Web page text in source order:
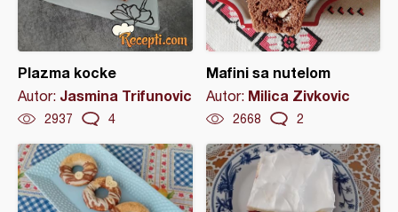
Plazma kocke
Autor: Jasmina Trifunovic
2937 4
Mafini sa nutelom
Autor: Milica Zivkovic
2668 2